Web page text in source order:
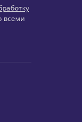
всеми